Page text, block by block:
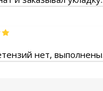
нет,